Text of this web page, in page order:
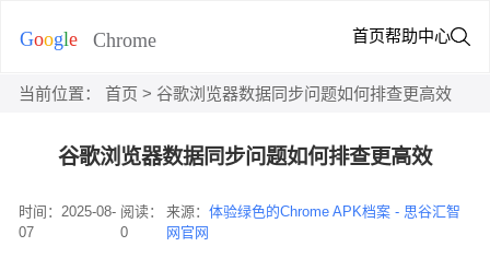
首页帮助中心
当前位置： 首页 > 谷歌浏览器数据同步问题如何排查更高效
谷歌浏览器数据同步问题如何排查更高效
时间：2025-08-
07
阅读：
0
来源：体验绿色的Chrome APK档案 - 思谷汇智
网官网